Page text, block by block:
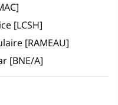
[LCSH]
[RAMEAU]
[BNE/A]